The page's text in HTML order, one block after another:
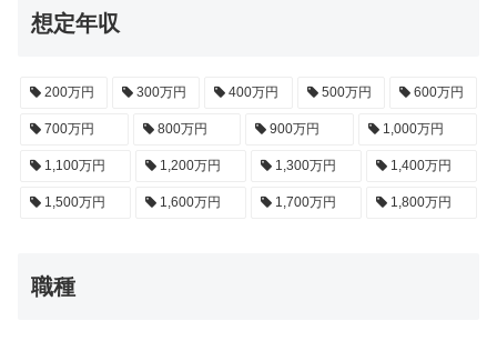
想定年収
200万円 300万円 400万円 500万円 600万円
700万円 800万円 900万円 1,000万円
1,100万円 1,200万円 1,300万円 1,400万円
1,500万円 1,600万円 1,700万円 1,800万円
職種